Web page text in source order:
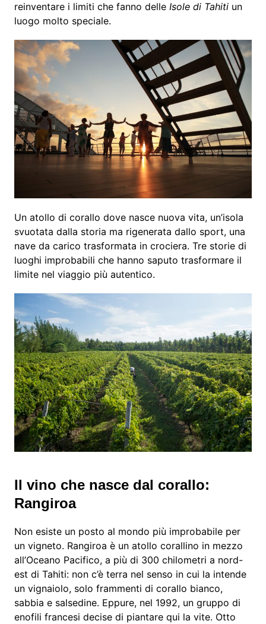
reinventare i limiti che fanno delle Isole di Tahitiun
luogo molto speciale.
Un atollo di corallo dove nasce nuova vita, un’isola
svuotata dalla storia ma rigenerata dallo sport, una
nave da carico trasformata in crociera. Tre storie di
luoghi improbabili che hanno saputo trasformare il
limite nel viaggio più autentico.
Il vino che nasce dal corallo:
Rangiroa
Non esiste un posto al mondo più improbabile per
un vigneto. Rangiroa è un atollo corallino in mezzo
all’Oceano Pacifico, a più di 300 chilometri a nord-
est di Tahiti: non c’è terra nel senso in cui la intende
un vignaiolo, solo frammenti di corallo bianco,
sabbia e salsedine. Eppure, nel 1992, un gruppo di
enofili francesi decise di piantare qui la vite. Otto